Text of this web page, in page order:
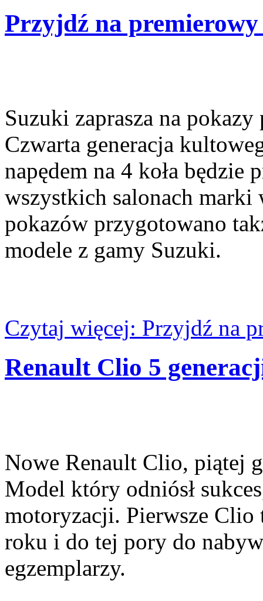
Przyjdź na
Suzuki zaprasza na
Czwarta generacja
napędem na 4 koła będzie
wszystkich salonach
pokazów przygotowano
modele z gamy Suzuki.
Czytaj więcej: Przyjdź na
Renault Clio 5
Nowe Renault Clio, piątej
Model który odniósł
motoryzacji. Pierwsze
roku i do tej pory do
egzemplarzy.